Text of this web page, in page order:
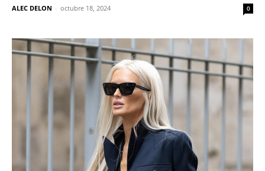
ALEC DELON - octubre 18, 2024 0